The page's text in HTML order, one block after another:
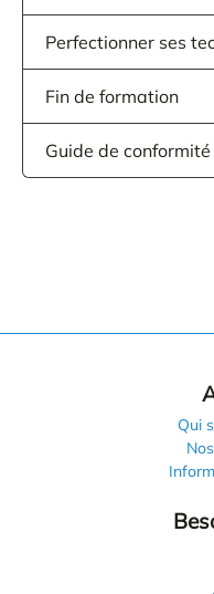
Perfectionner ses
Fin de formation
Guide de
Qui